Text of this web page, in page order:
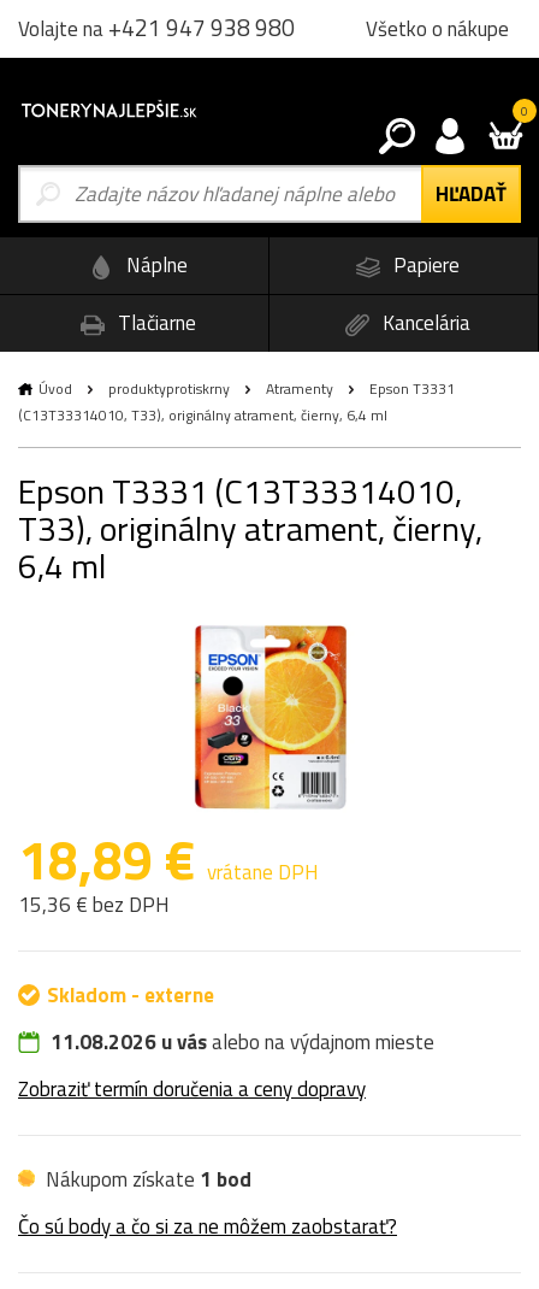
Volajte na+421 947 938 980 Všetko o nákupe
0
Náplne
Papiere
Tlačiarne
Kancelária
Úvod produktyprotiskrny Atramenty
Epson T3331
(C13T33314010, T33), originálny atrament, čierny, 6,4 ml
Epson T3331 (C13T33314010,
T33), originálny atrament, čierny,
6,4 ml
18,89 € vrátane DPH
15,36 € bez DPH
Skladom - externe
11.08.2026 u vásalebo na výdajnom mieste
Zobraziť termín doručenia a ceny dopravy
Nákupom získate 1 bod
Čo sú body a čo si za ne môžem zaobstarať?